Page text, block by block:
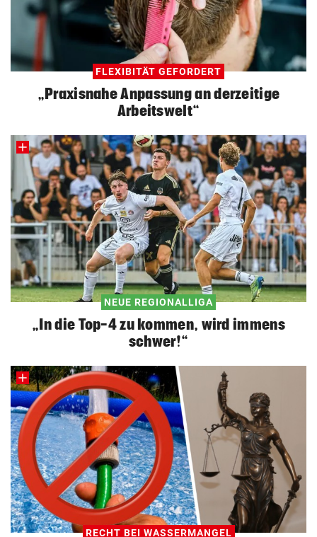
FLEXIBITÄT GEFORDERT
„Praxisnahe Anpassung an derzeitige
Arbeitswelt“
NEUE REGIONALLIGA
„In die Top-4 zu kommen, wird immens
schwer!“
RECHT BEI WASSERMANGEL